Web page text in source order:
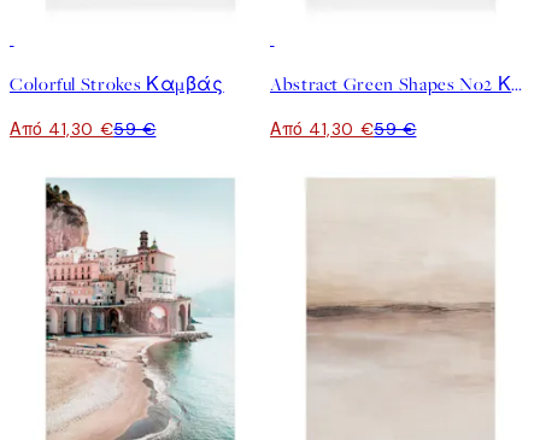
Colorful Strokes Καμβάς
Από 41,30 €59 €
Abstract Green Shapes No2 Καμβάς
Από 41,30 €59 €